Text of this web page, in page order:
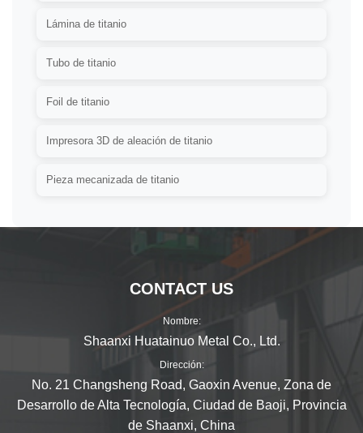
Lámina de titanio
Tubo de titanio
Foil de titanio
Impresora 3D de aleación de titanio
Pieza mecanizada de titanio
CONTACT US
Nombre:
Shaanxi Huatainuo Metal Co., Ltd.
Dirección:
No. 21 Changsheng Road, Gaoxin Avenue, Zona de
Desarrollo de Alta Tecnología, Ciudad de Baoji, Provincia
de Shaanxi, China